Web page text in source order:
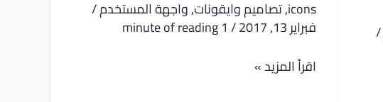
/
icons
,تصاميم وايقونات,واجهة المستخدم/
فبراير 13, 2017 /
1 minute of reading
اليك
اقرأ المزيد »